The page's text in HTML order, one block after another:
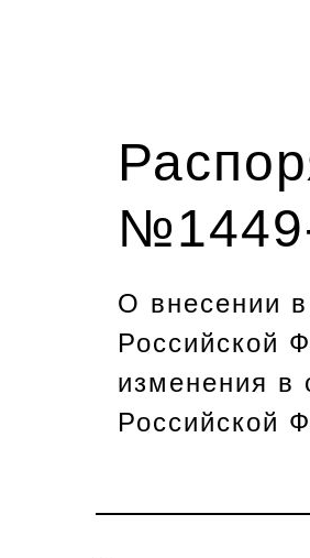
О внесении
Российской
изменения в
Российской